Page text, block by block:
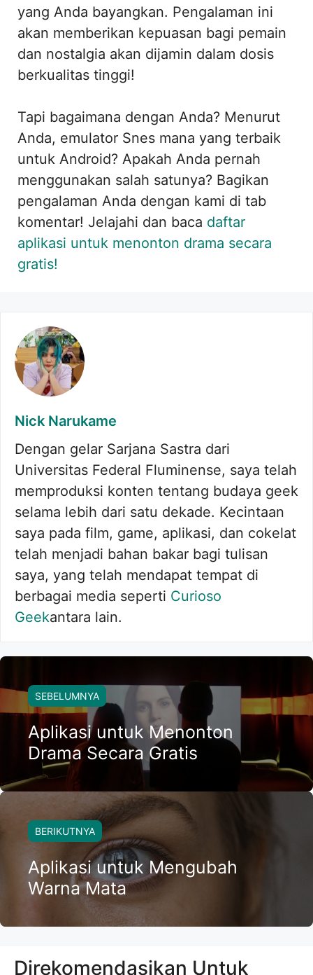
yang Anda bayangkan. Pengalaman ini
akan memberikan kepuasan bagi pemain
dan nostalgia akan dijamin dalam dosis
berkualitas tinggi!
Tapi bagaimana dengan Anda? Menurut
Anda, emulator Snes mana yang terbaik
untuk Android? Apakah Anda pernah
menggunakan salah satunya? Bagikan
pengalaman Anda dengan kami di tab
komentar! Jelajahi dan baca daftar
aplikasi untuk menonton drama secara
gratis!
Nick Narukame
Dengan gelar Sarjana Sastra dari
Universitas Federal Fluminense, saya telah
memproduksi konten tentang budaya geek
selama lebih dari satu dekade. Kecintaan
saya pada film, game, aplikasi, dan cokelat
telah menjadi bahan bakar bagi tulisan
saya, yang telah mendapat tempat di
berbagai media seperti Curioso
Geekantara lain.
SEBELUMNYA
Aplikasi untuk Menonton
Drama Secara Gratis
BERIKUTNYA
Aplikasi untuk Mengubah
Warna Mata
Direkomendasikan Untuk